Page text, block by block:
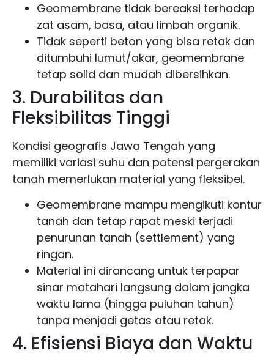
Geomembrane tidak bereaksi terhadap
zat asam, basa, atau limbah organik.
Tidak seperti beton yang bisa retak dan
ditumbuhi lumut/akar, geomembrane
tetap solid dan mudah dibersihkan.
3. Durabilitas dan
Fleksibilitas Tinggi
Kondisi geografis Jawa Tengah yang
memiliki variasi suhu dan potensi pergerakan
tanah memerlukan material yang fleksibel.
Geomembrane mampu mengikuti kontur
tanah dan tetap rapat meski terjadi
penurunan tanah (settlement) yang
ringan.
Material ini dirancang untuk terpapar
sinar matahari langsung dalam jangka
waktu lama (hingga puluhan tahun)
tanpa menjadi getas atau retak.
4. Efisiensi Biaya dan Waktu